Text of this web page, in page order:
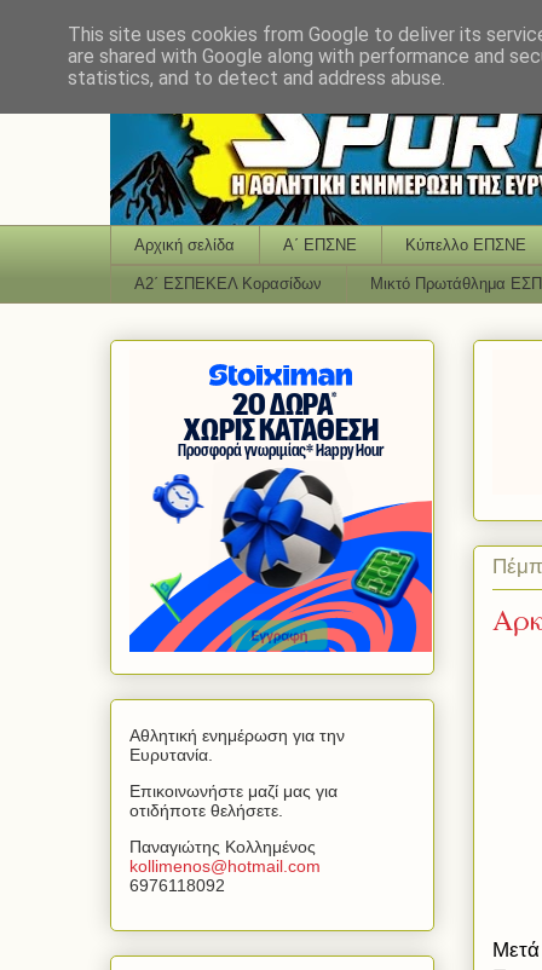
Αρχική σελίδα Α΄ ΕΠΣΝΕ Κύπελλο ΕΠΣΝΕ
Α2΄ ΕΣΠΕΚΕΛ Κορασίδων Μικτό Πρωτάθλημα
Αθλητική ενημέρωση για την
Ευρυτανία.
Επικοινωνήστε μαζί μας για
οτιδήποτε θελήσετε.
Παναγιώτης Κολλημένος
kollimenos@hotmail com
6976118092
This site uses cookies from Google to deliver its
are shared with Google along with performance and
statistics, and to detect and address abuse.